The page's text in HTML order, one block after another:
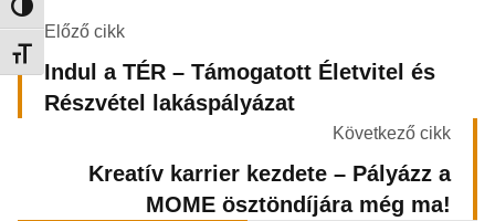
Nagy kontraszt váltása
Betűméret váltása
Előző cikk
Indul a TÉR – Támogatott Életvitel és
Részvétel lakáspályázat
Következő cikk
Kreatív karrier kezdete – Pályázz a
MOME ösztöndíjára még ma!